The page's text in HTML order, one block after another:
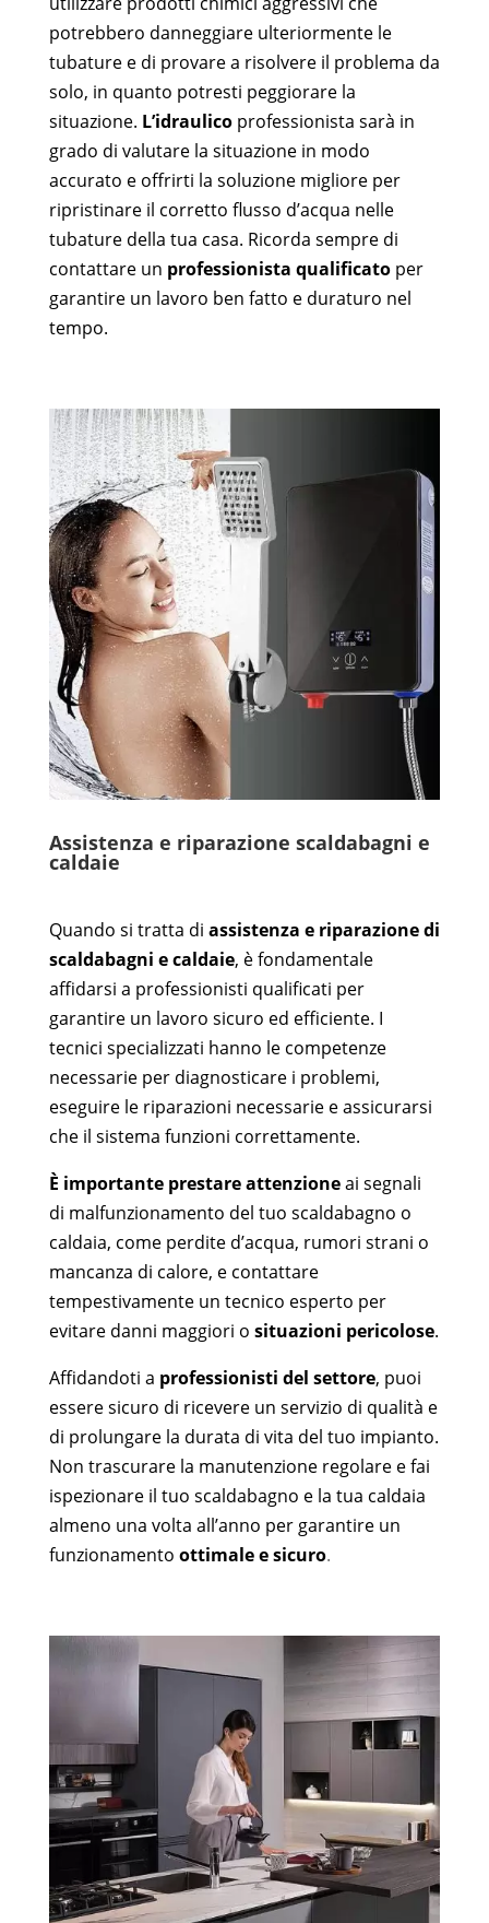
potrebbero danneggiare ulteriormente le
tubature e di provare a risolvere il problema da
solo, in quanto potresti peggiorare la
situazione. L’idraulico professionista sarà in
grado di valutare la situazione in modo
accurato e offrirti la soluzione migliore per
ripristinare il corretto flusso d’acqua nelle
tubature della tua casa. Ricorda sempre di
contattare un professionista qualificato per
garantire un lavoro ben fatto e duraturo nel
tempo.
Assistenza e riparazione scaldabagni e
caldaie
Quando si tratta di assistenza e riparazione di
scaldabagni e caldaie, è fondamentale
affidarsi a professionisti qualificati per
garantire un lavoro sicuro ed efficiente. I
tecnici specializzati hanno le competenze
necessarie per diagnosticare i problemi,
eseguire le riparazioni necessarie e assicurarsi
che il sistema funzioni correttamente.
È importante prestare attenzioneai segnali
di malfunzionamento del tuo scaldabagno o
caldaia, come perdite d’acqua, rumori strani o
mancanza di calore, e contattare
tempestivamente un tecnico esperto per
evitare danni maggiori o situazioni pericolose.
Affidandoti a professionisti del settore, puoi
essere sicuro di ricevere un servizio di qualità e
di prolungare la durata di vita del tuo impianto.
Non trascurare la manutenzione regolare e fai
ispezionare il tuo scaldabagno e la tua caldaia
almeno una volta all’anno per garantire un
funzionamento ottimale e sicuro.